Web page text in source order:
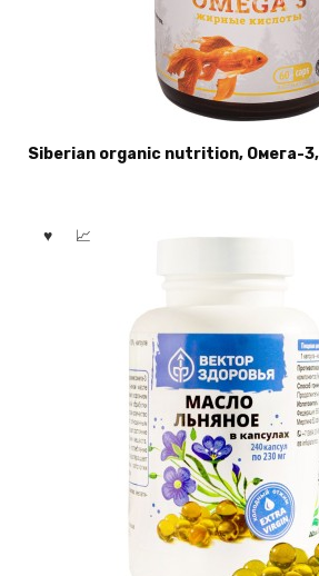
Siberian organic nutrition, Омега-